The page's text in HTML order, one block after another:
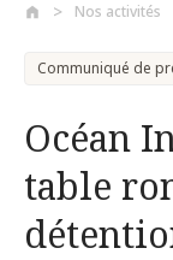
Nos activités
Communiqué de
Océan
table